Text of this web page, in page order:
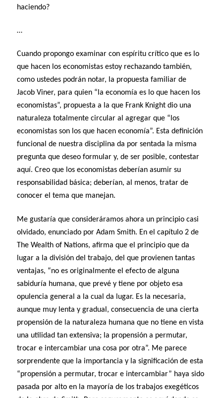
haciendo?
…
Cuando propongo examinar con espíritu crítico que es lo
que hacen los economistas estoy rechazando también,
como ustedes podrán notar, la propuesta familiar de
Jacob Viner, para quien “la economía es lo que hacen los
economistas”, propuesta a la que Frank Knight dio una
naturaleza totalmente circular al agregar que “los
economistas son los que hacen economía”. Esta definición
funcional de nuestra disciplina da por sentada la misma
pregunta que deseo formular y, de ser posible, contestar
aquí. Creo que los economistas deberían asumir su
responsabilidad básica; deberían, al menos, tratar de
conocer el tema que manejan.
Me gustaría que consideráramos ahora un principio casi
olvidado, enunciado por Adam Smith. En el capítulo 2 de
The Wealth of Nations, afirma que el principio que da
lugar a la división del trabajo, del que provienen tantas
ventajas, “no es originalmente el efecto de alguna
sabiduría humana, que prevé y tiene por objeto esa
opulencia general a la cual da lugar. Es la necesaria,
aunque muy lenta y gradual, consecuencia de una cierta
propensión de la naturaleza humana que no tiene en vista
una utilidad tan extensiva; la propensión a permutar,
trocar e intercambiar una cosa por otra”. Me parece
sorprendente que la importancia y la significación de esta
“propensión a permutar, trocar e intercambiar” haya sido
pasada por alto en la mayoría de los trabajos exegéticos